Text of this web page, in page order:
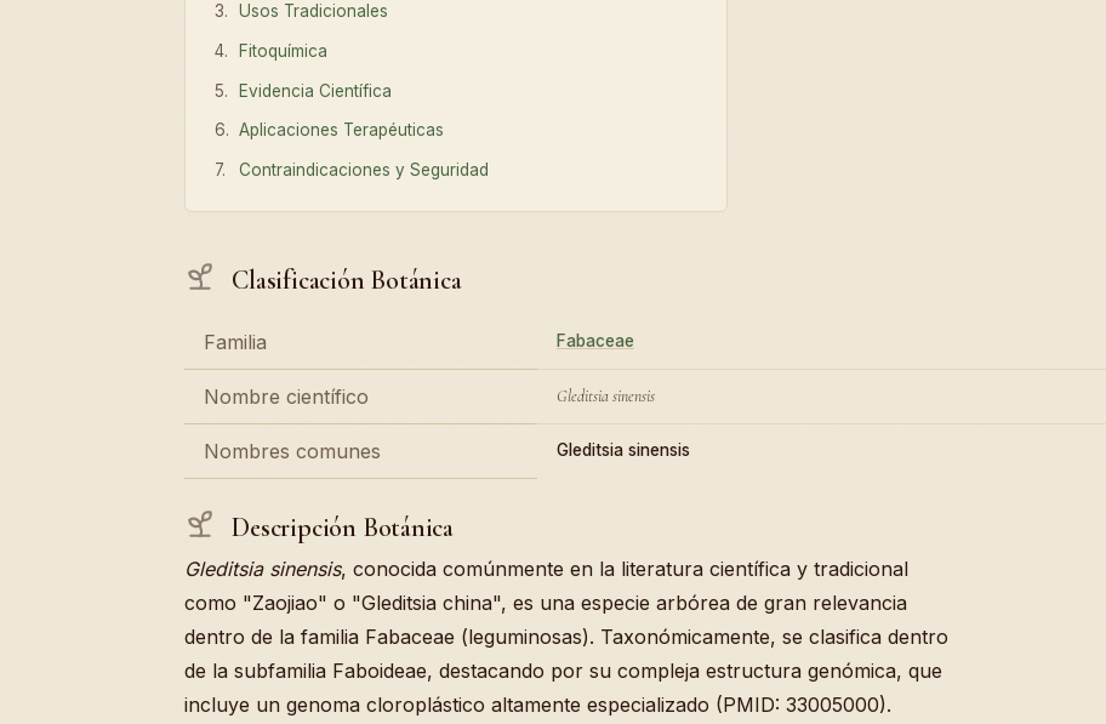
Usos Tradicionales
Fitoquímica
Evidencia Científica
Aplicaciones Terapéuticas
Contraindicaciones y Seguridad
Clasificación Botánica
Familia Fabaceae
Nombre científico Gleditsia sinensis
Nombres comunes Gleditsia sinensis
Descripción Botánica
Gleditsia sinensis, conocida comúnmente en la literatura científica y tradicional
como "Zaojiao" o "Gleditsia china", es una especie arbórea de gran relevancia
dentro de la familia Fabaceae (leguminosas). Taxonómicamente, se clasifica dentro
de la subfamilia Faboideae, destacando por su compleja estructura genómica, que
incluye un genoma cloroplástico altamente especializado (PMID: 33005000).